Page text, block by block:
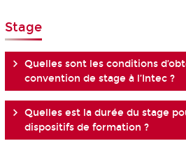
Stage
Quelles sont les conditions
convention de stage à l’Intec ?
Quelles est la durée du stage
dispositifs de formation ?